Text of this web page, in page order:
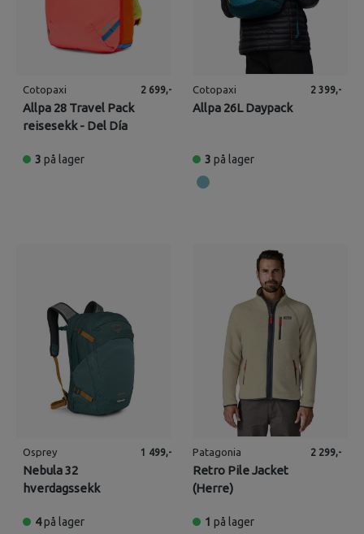
Cotopaxi
Allpa 28 Travel Pack
reisesekk - Del Día
2 699,-
3 på lager
Cotopaxi
Allpa 26L Daypack
2 399,-
3 på lager
Osprey
Nebula 32
hverdagssekk
1 499,-
4på lager
Patagonia
Retro Pile Jacket
(Herre)
2 299,-
1 på lager